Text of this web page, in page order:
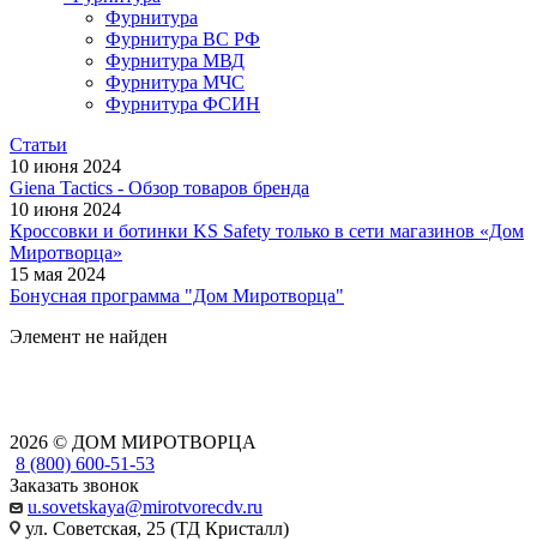
Фурнитура
Фурнитура ВС РФ
Фурнитура МВД
Фурнитура МЧС
Фурнитура ФСИН
Статьи
10 июня 2024
Giena Tactics - Обзор товаров бренда
10 июня 2024
Кроссовки и ботинки KS Safety только в сети магазинов «Дом
Миротворца»
15 мая 2024
Бонусная программа "Дом Миротворца"
Элемент не найден
2026 © ДОМ МИРОТВОРЦА
8 (800) 600-51-53
Заказать звонок
u.sovetskaya@mirotvorecdv.ru
ул. Советская, 25 (ТД Кристалл)